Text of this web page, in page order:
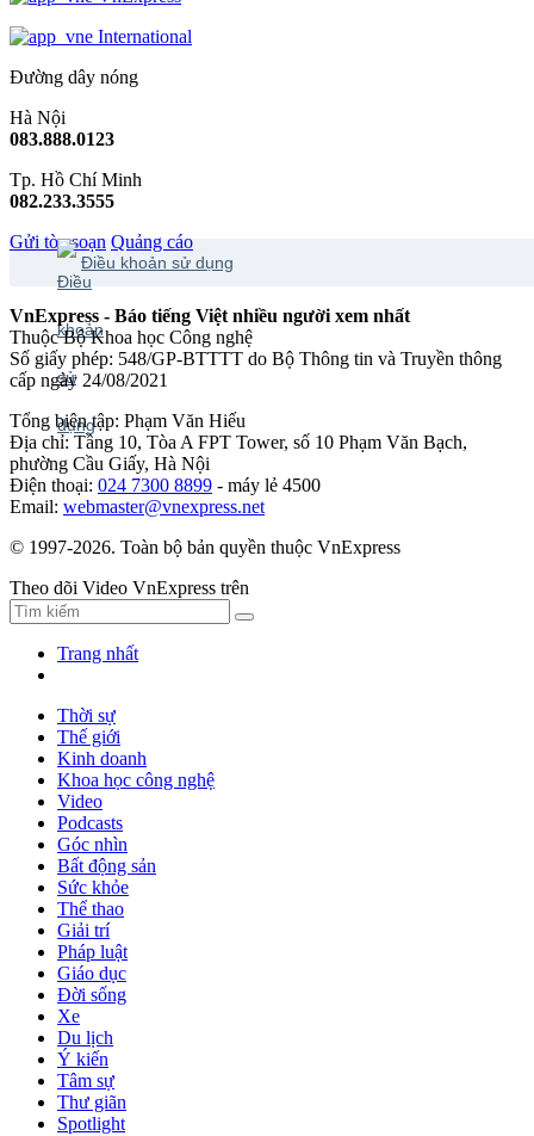
International
Đường dây nóng
Hà Nội
083.888.0123
Tp. Hồ Chí Minh
082.233.3555
Gửi tòa soạn Quảng cáo
Điều khoản sử dụng
VnExpress - Báo tiếng Việt nhiều người xem nhất
Thuộc Bộ Khoa học Công nghệ
Số giấy phép: 548/GP-BTTTT do Bộ Thông tin và Truyền thông
cấp ngày 24/08/2021
Tổng biên tập: Phạm Văn Hiếu
Địa chỉ: Tầng 10, Tòa A FPT Tower, số 10 Phạm Văn Bạch,
phường Cầu Giấy, Hà Nội
Điện thoại: 024 7300 8899 - máy lẻ 4500
Email: webmaster@vnexpress.net
© 1997-2026. Toàn bộ bản quyền thuộc VnExpress
Theo dõi Video VnExpress trên
Trang nhất
Thời sự
Thế giới
Kinh doanh
Khoa học công nghệ
Video
Podcasts
Góc nhìn
Bất động sản
Sức khỏe
Thể thao
Giải trí
Pháp luật
Giáo dục
Đời sống
Xe
Du lịch
Ý kiến
Tâm sự
Thư giãn
Spotlight